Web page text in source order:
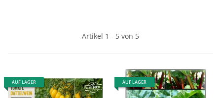
Artikel 1 - 5 von 5
AUF LAGER AUF LAGER